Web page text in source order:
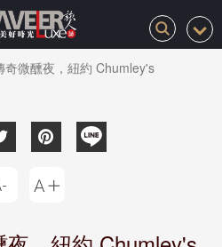
奇微醺夜，紐約 Chumley's